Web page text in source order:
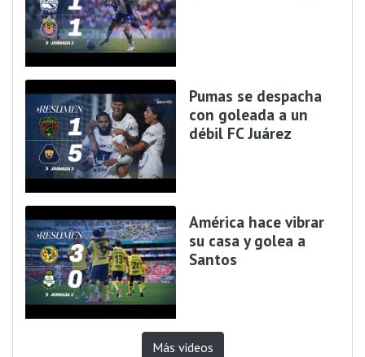
Pumas se despacha
con goleada a un
débil FC Juárez
América hace vibrar
su casa y golea a
Santos
Más videos